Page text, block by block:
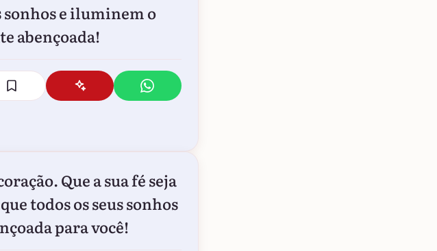
sonhos e iluminem o
abençoada!
Que a sua fé seja
todos os seus sonhos
para você!